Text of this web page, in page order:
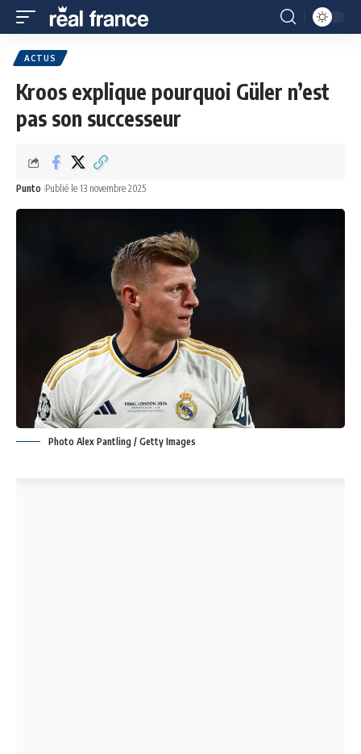
ACTUS
Kroos explique pourquoi Güler n’est
pas son successeur
Punto Publié le 13 novembre 2025
Photo Alex Pantling / Getty Images